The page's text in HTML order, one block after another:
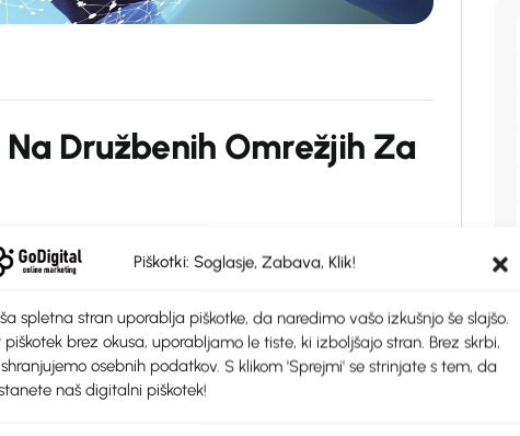
Piškotki: Soglasje, Zabava, Klik!
spletna stran uporablja piškotke, da naredimo vašo izkušnjo še slajšo.
piškotek brez okusa, uporabljamo le tiste, ki izboljšajo stran. Brez skrbi,
osebnih podatkov. S klikom 'Sprejmi' se strinjate s tem, da
naš digitalni piškotek!
Na Družbenih Omrežjih Za
digitalnega marketinga. Toda za
ni dovolj le imeti prisotnost